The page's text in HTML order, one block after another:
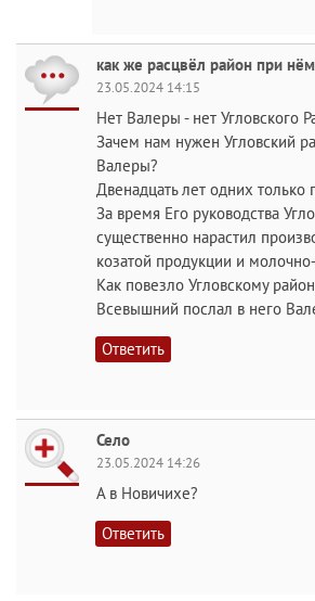
как же расцвёл район при нём
23.05.2024 14:15
Нет Валеры - нет Угловского
Зачем нам нужен Угловский
Валеры?
Двенадцать лет одних только
За время Его руководства
существенно нарастил
козатой продукции и
Как повезло Угловскому
Всевышний послал в него
Ответить
Село
23.05.2024 14:26
А в Новичихе?
Ответить